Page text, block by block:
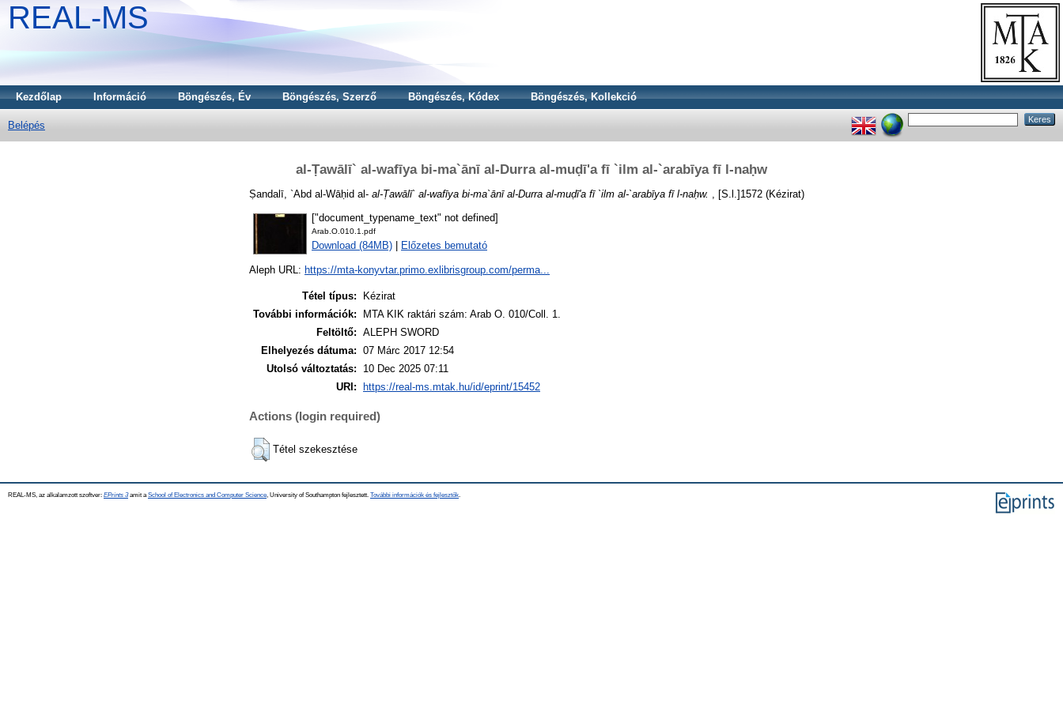
REAL-MS
Kezdőlap Információ Böngészés, Év Böngészés, Szerző Böngészés, Kódex Böngészés, Kollekció
Belépés
al-Ṭawālī` al-wafīya bi-ma`ānī al-Durra al-muḍī'a fī `ilm al-`arabīya fī l-naḥw
Ṣandalī, `Abd al-Wāḥid al- al-Ṭawālī` al-wafīya bi-ma`ānī al-Durra al-muḍī'a fī `ilm al-`arabīya fī l-naḥw. , [S.l.]1572 (Kézirat)
["document_typename_text" not defined]
Arab.O.010.1.pdf
Download (84MB) Előzetes bemutató
Aleph URL: https://mta-konyvtar.primo.exlibrisgroup.com/perma...
Tétel típus:
Kézirat
További információk:
MTA KIK raktári szám: Arab O. 010/Coll. 1.
Feltöltő: ALEPH SWORD
Elhelyezés dátuma: 07 Márc 2017 12:54
Utolsó változtatás:
10 Dec 2025 07:11
URI:
https://real-ms.mtak.hu/id/eprint/15452
Actions (login required)
Tétel szekesztése
REAL-MS, az alkalamzott szoftver: EPrints 3amit a School of Electronics and Computer Science , University of Southampton fejlesztett. További információk és fejlesztők